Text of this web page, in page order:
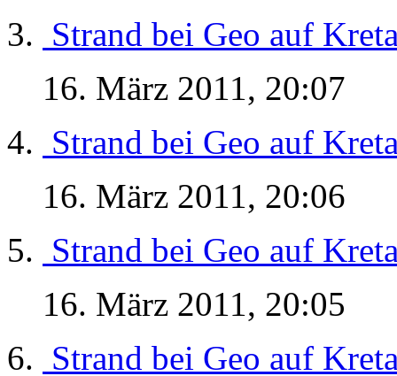
Strand bei Geo auf
16. März 2011, 20:07
Strand bei Geo auf
16. März 2011, 20:06
Strand bei Geo auf
16. März 2011, 20:05
Strand bei Geo auf